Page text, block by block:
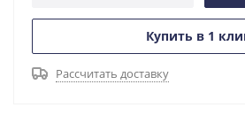
Купить в 1
Рассчитать доставку